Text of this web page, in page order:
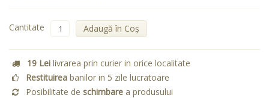
Cantitate Adaugă în Coş
19 Lei livrarea prin curier in orice localitate
Restituirea banilor in 5 zile lucratoare
Posibilitate de schimbare a produsului